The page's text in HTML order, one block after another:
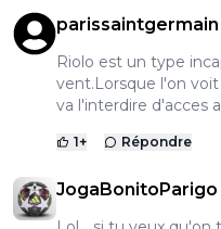
parissaintgermain
Riolo est un type
vent.Lorsque l'on
va l'interdire d'acces
1+ Répondre
JogaBonitoParigo